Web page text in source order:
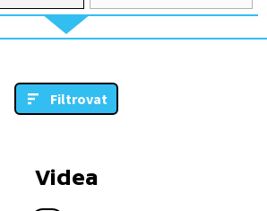
Filtrovat
Videa